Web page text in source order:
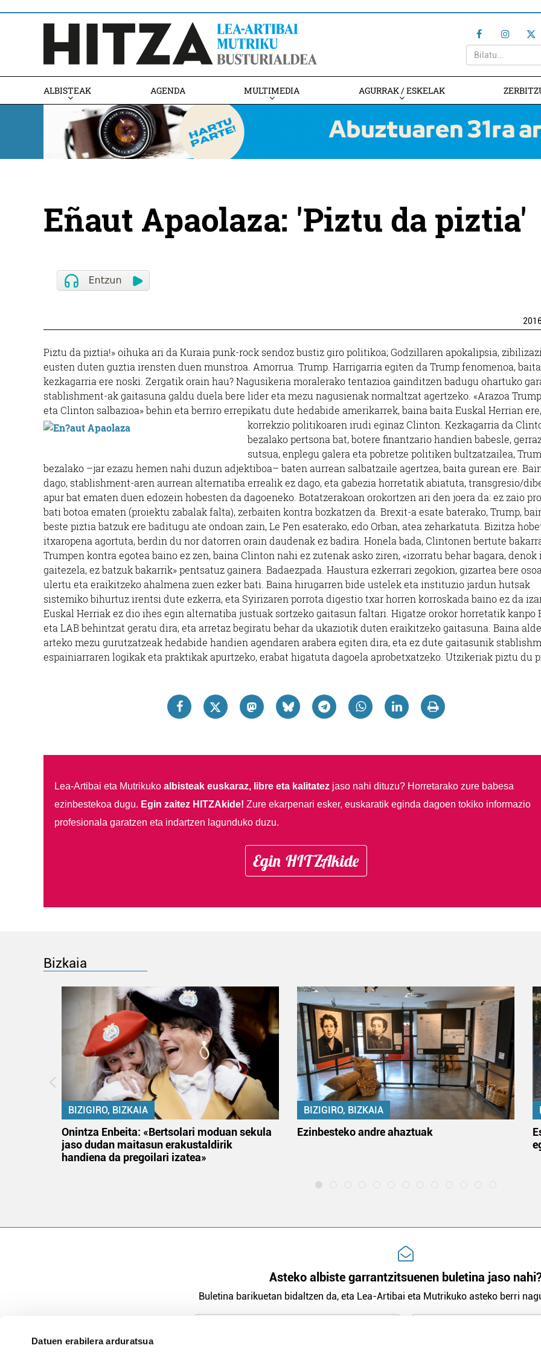
Datuen erabilera arduratsua
ALBISTEAK AGENDA MULTIMEDIA AGURRAK / ESKELAK
Eñaut Apaolaza: 'Piztu da piztia'
Piztu da piztia!» oihuka ari da Kuraia punk-rock sendoz bustiz giro politikoa; Godzillaren apokalipsia,
eusten duten guztia irensten duen munstroa. Amorrua. Trump. Harrigarria egiten da Trump fenomenoa, baita
kezkagarria ere noski. Zergatik orain hau? Nagusikeria moralerako tentazioa gainditzen badugu ohartuko
stablishment-ak gaitasuna galdu duela bere lider eta mezu nagusienak normaltzat agertzeko. «Arazoa
eta Clinton salbazioa» behin eta berriro errepikatu dute hedabide amerikarrek, baina baita Euskal Herrian ere,
korrekzio politikoaren irudi eginaz Clinton. Kezkagarria da
bezalako pertsona bat, botere finantzario handien babesle,
sutsua, enplegu galera eta pobretze politiken bultzatzailea,
bezalako –jar ezazu hemen nahi duzun adjektiboa– baten aurrean salbatzaile agertzea, baita gurean ere.
dago, stablishment-aren aurrean alternatiba errealik ez dago, eta gabezia horretatik abiatuta, transgresio/
apur bat ematen duen edozein hobesten da dagoeneko. Botatzerakoan orokortzen ari den joera da: ez zaio
bati botoa ematen (proiektu zabalak falta), zerbaiten kontra bozkatzen da. Brexit-a esate baterako, Trump,
beste piztia batzuk ere baditugu ate ondoan zain, Le Pen esaterako, edo Orban, atea zeharkatuta. Bizitza
itxaropena agortuta, berdin du nor datorren orain daudenak ez badira. Honela bada, Clintonen bertute
Trumpen kontra egotea baino ez zen, baina Clinton nahi ez zutenak asko ziren, «izorratu behar bagara, denok
gaitezela, ez batzuk bakarrik» pentsatuz gainera. Badaezpada. Haustura ezkerrari zegokion, gizartea bere
ulertu eta eraikitzeko ahalmena zuen ezker bati. Baina hirugarren bide ustelek eta instituzio jardun hutsak
sistemiko bihurtuz irentsi dute ezkerra, eta Syirizaren porrota digestio txar horren korroskada baino ez da
Euskal Herriak ez dio ihes egin alternatiba justuak sortzeko gaitasun faltari. Higatze orokor horretatik kanpo
eta LAB behintzat geratu dira, eta arretaz begiratu behar da ukaziotik duten eraikitzeko gaitasuna. Baina
arteko mezu gurutzatzeak hedabide handien agendaren arabera egiten dira, eta ez dute gaitasunik
espainiarraren logikak eta praktikak apurtzeko, erabat higatuta dagoela aprobetxatzeko. Utzikeriak piztu du
Lea-Artibai eta Mutrikuko albisteak euskaraz, libre eta kalitatezjaso nahi dituzu? Horretarako zure babesa
ezinbestekoa dugu. Egin zaitez HITZAkide! Zure ekarpenari esker, euskaratik eginda dagoen tokiko informazio
profesionala garatzen eta indartzen lagunduko duzu.
Egin HITZAkide
Bizkaia
BIZIGIRO, BIZKAIA
Onintza Enbeita: «Bertsolari moduan sekula
jaso dudan maitasun erakustaldirik
handiena da pregoilari izatea»
BIZIGIRO, BIZKAIA
Ezinbesteko andre ahaztuak
Asteko albiste garrantzitsuenen buletina jaso
Buletina barikuetan bidaltzen da, eta Lea-Artibai eta Mutrikuko asteko berri